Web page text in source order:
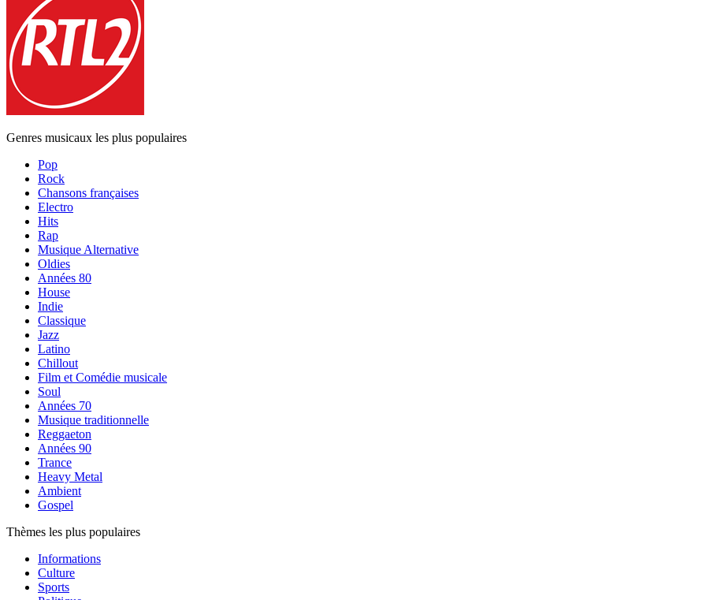
Genres musicaux les plus populaires
Pop
Rock
Chansons françaises
Electro
Hits
Rap
Musique Alternative
Oldies
Années 80
House
Indie
Classique
Jazz
Latino
Chillout
Film et Comédie musicale
Soul
Années 70
Musique traditionnelle
Reggaeton
Années 90
Trance
Heavy Metal
Ambient
Gospel
Thèmes les plus populaires
Informations
Culture
Sports